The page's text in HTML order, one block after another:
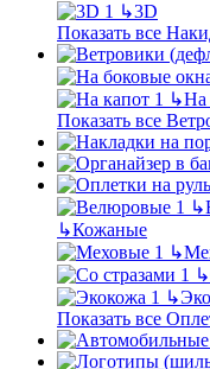
↳3D
Показать все
↳На
Показать все
↳
↳Кожаные
↳
↳
↳
Показать все